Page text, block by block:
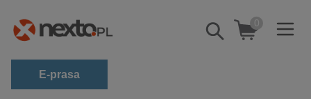
Pokaż/schowaj
wyszukiwarkę
0
E-prasa